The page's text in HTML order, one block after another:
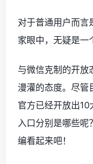
对于普通用户而言
家眼中，无疑是一
与微信克制的开放
漫灌的态度。尽管
官方已经开放出
入口分别是哪些呢
编看起来吧！